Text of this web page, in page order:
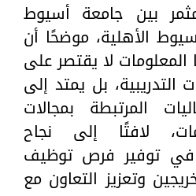
بين جامعة أسيوط
الأهلية، موضحًا أن
لا يقتصر على
التدريبية، بل يمتد إلى
المرتبطة بمجالات
لافتًا إلى نجاح
في توفير فرص توظيف
وتعزيز التعاون مع